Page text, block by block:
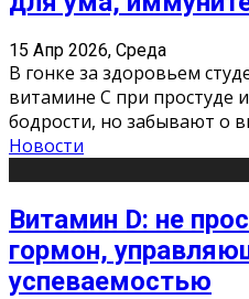
15 Апр 2026, Среда
В гонке за здоровьем
витамине С при простуде
бодрости, но забывают о
Новости
Витамин D: не
гормон,
успеваемостью